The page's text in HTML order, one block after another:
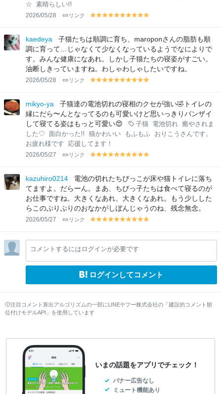
☆
素晴らしい!!
2026/05/28 リンク
y
lo
w
y
lo
w
y
lo
w
y
lo
w
y
lo
w
y
lo
w
y
w
y
lo
y
lo
w
lo
w
kaedeya
子猫たちは順調に育ち、maroponさんの脂肪も順
調に育って…じゃなくて少なくなっているようでなによりで
す。みんな健康になあれ。しかし子猫たちの寝姿がすごい。
油断しきっていますね。わしゃわしゃしたいですね。
2026/05/28 リンク
y
lo
w
y
lo
w
y
lo
w
y
lo
w
y
lo
w
y
lo
w
y
lo
w
y
lo
w
y
lo
w
lo
w
mikyo-ya
子猫達の電池切れの寝相のクセが強い🤣トイレの
縁にだら〜んとなってるのも可愛いけど思いっきりバンザイ
して寝てる姿はもっと可愛い😍
子猫 電池切れ 癒やされま
した♡
面白かった!! 猫かわいい もふもふ
おりこうさんです。
お疲れ様です
応援してます！
2026/05/27 リンク
y
lo
y
lo
w
y
lo
w
y
lo
y
lo
w
y
lo
w
y
lo
w
y y
lo
w
lo
w
kazuhiro0214
電池の切れたちびっこが床や猫トイレに落ち
てますよ。だらーん。まあ、ちびっ子たちは食べて寝るのが
お仕事ですね。大きくなあれ、大きくなあれ。もう少しした
らこのぷりぷりのおなかがしぼんじゃうのね、残念無念。
2026/05/27 リンク
y
lo
w
y
lo
w
y
lo
w
y
lo
w
y
lo
w
y
lo
w
y
lo
w
y
lo
w
y
lolo
コメントするにはログインが必要です
ログインしてコメント
注目コメント算出アルゴリズムの一部にLINEヤフー株式会社の「建設的コメント順
位付けモデルAPI」を使用しています
いまの話題をアプリでチェック！
バナー広告なし
ミュート機能あり